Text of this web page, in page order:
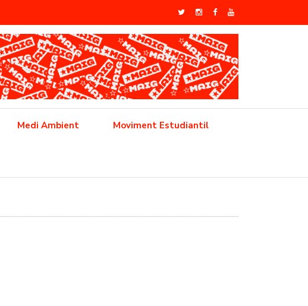
Medi Ambient Moviment Estudiantil